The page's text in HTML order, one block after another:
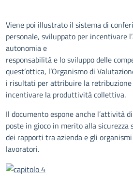
Viene poi illustrato il sistema di
personale, sviluppato per incentivare
autonomia e
responsabilità e lo sviluppo delle
quest’ottica, l’Organismo di
i risultati per attribuire la
incentivare la produttività collettiva.
Il documento espone anche l’attività
poste in gioco in merito alla sicurezza
dei rapporti tra azienda e gli
lavoratori.